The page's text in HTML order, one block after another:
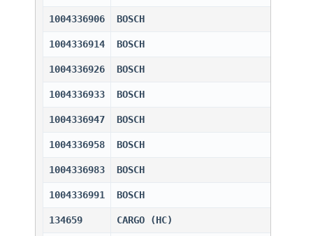
1004336906 BOSCH
1004336914 BOSCH
1004336926 BOSCH
1004336933 BOSCH
1004336947 BOSCH
1004336958 BOSCH
1004336983 BOSCH
1004336991 BOSCH
134659 CARGO (HC)